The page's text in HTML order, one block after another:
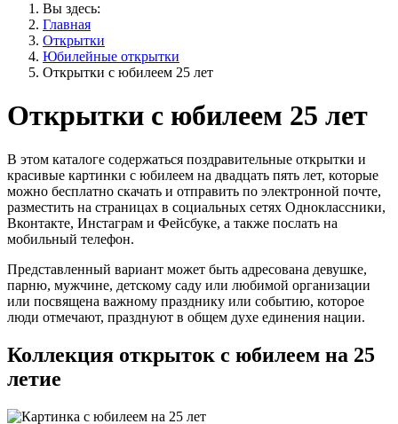
Вы здесь:
Главная
Открытки
Юбилейные открытки
Открытки с юбилеем 25 лет
Открытки с юбилеем 25 лет
В этом каталоге содержаться поздравительные открытки и
красивые картинки с юбилеем на двадцать пять лет, которые
можно бесплатно скачать и отправить по электронной почте,
разместить на страницах в социальных сетях Одноклассники,
Вконтакте, Инстаграм и Фейсбуке, а также послать на
мобильный телефон.
Представленный вариант может быть адресована девушке,
парню, мужчине, детскому саду или любимой организации
или посвящена важному празднику или событию, которое
люди отмечают, празднуют в общем духе единения нации.
Коллекция открыток с юбилеем на 25
летие